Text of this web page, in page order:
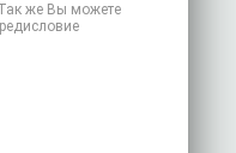
же Вы можете